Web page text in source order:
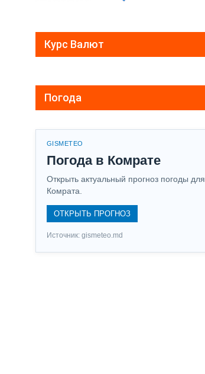
Курс Валют
Погода
GISMETEO
Погода в Комрате
Открыть актуальный прогноз погоды для
Комрата.
ОТКРЫТЬ ПРОГНОЗ
Источник: gismeteo.md